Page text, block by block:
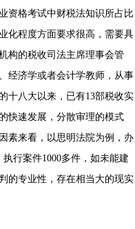
资格考试中财税法知识所占比
化程度方面要求很高，需要具
构的税收司法主席理事会管
经济学或者会计学教师，从事
十八大以来，已有13部税收实
快速发展，分散审理的模式
素来看，以思明法院为例，办
行案件1000多件，如未能建
的专业性，存在相当大的现实